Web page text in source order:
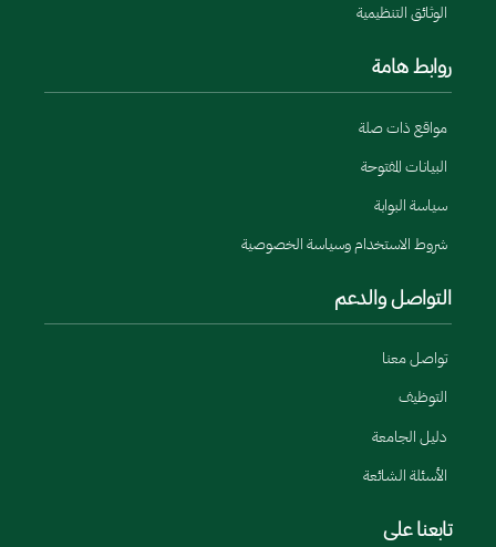
الوثائق التنظيمية
روابط هامة
مواقع ذات صلة
البيانات المفتوحة
سياسة البوابة
شروط الاستخدام وسياسة الخصوصية
التواصل والدعم
تواصل معنا
التوظيف
دليل الجامعة
الأسئلة الشائعة
تابعنا على